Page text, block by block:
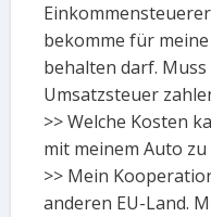
bekomme für
behalten darf.
Umsatzsteuer
>> Welche Kosten
mit meinem Auto
>> Mein
anderen EU-Land.